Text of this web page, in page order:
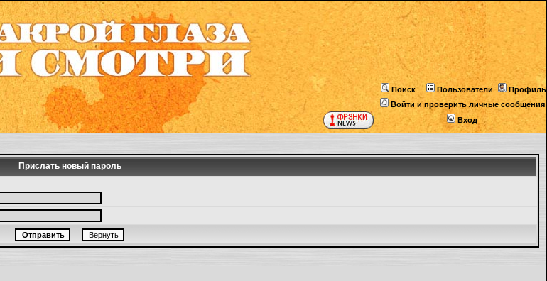
Поиск Пользователи
Профиль
Войти и проверить личные сообщения
Вход
Прислать новый пароль